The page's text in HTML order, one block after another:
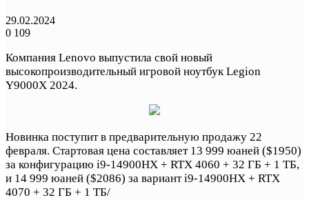
29.02.2024
0 109
Компания Lenovo выпустила свой новый
высокопроизводительный игровой ноутбук Legion
Y9000X 2024.
Новинка поступит в предварительную продажу 22
февраля. Стартовая цена составляет 13 999 юаней ($1950)
за конфигурацию i9-14900HX + RTX 4060 + 32 ГБ + 1 ТБ,
и 14 999 юаней ($2086) за вариант i9-14900HX + RTX
4070 + 32 ГБ + 1 ТБ/